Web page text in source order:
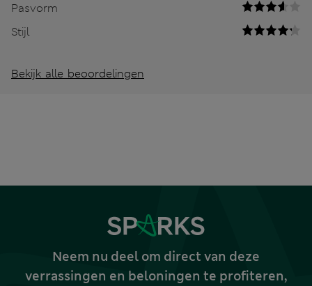
Pasvorm
Stijl
Bekijk alle beoordelingen
Neem nu deel om direct van deze
verrassingen en beloningen te profiteren,